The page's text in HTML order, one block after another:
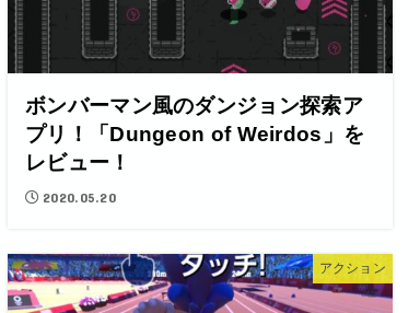
ボンバーマン風のダンジョン探索ア
プリ！「Dungeon of Weirdos」を
レビュー！
2020.05.20
アクション